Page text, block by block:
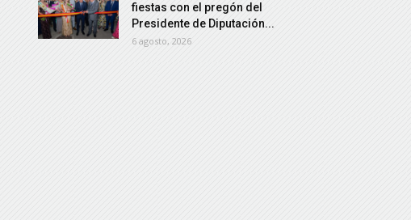
fiestas con el pregón del
Presidente de Diputación...
6 agosto, 2026